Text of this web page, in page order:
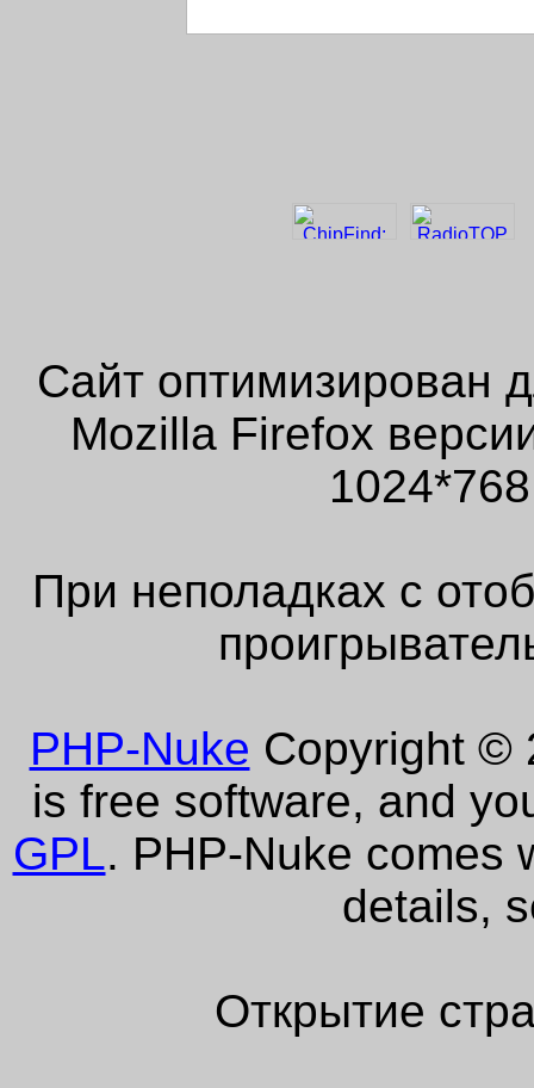
Сайт оптимизирован
Mozilla Firefox
При неполадках с
PHP-Nuke Copyright ©
is free software, and
GPL. PHP-Nuke comes
details,
Открытие